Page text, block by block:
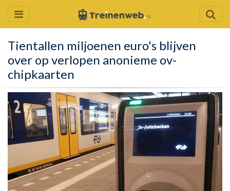
Tientallen miljoenen euro's blijven
over op verlopen anonieme ov-
chipkaarten